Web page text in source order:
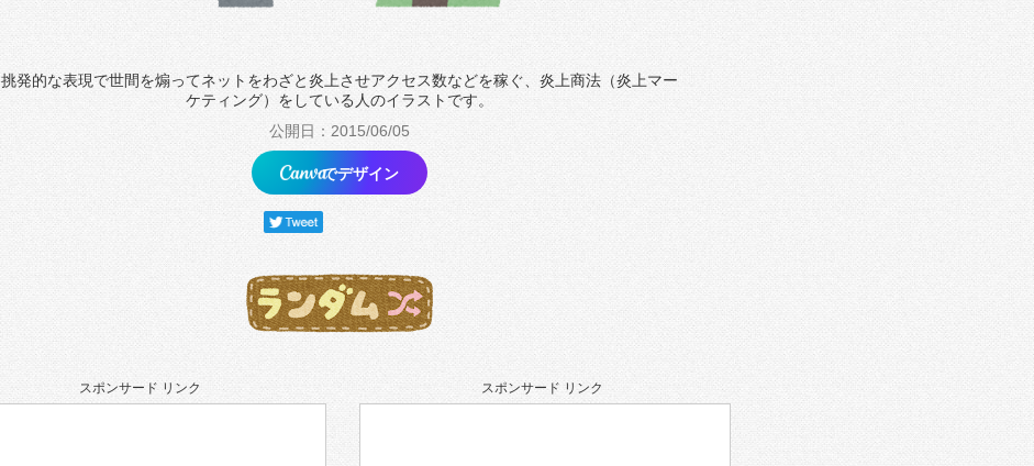
挑発的な表現で世間を煽ってネットをわざと炎上させアクセス数などを稼ぐ、炎上商法（炎上マー
ケティング）をしている人のイラストです。
公開日：2015/06/05
でデザイン
スポンサード リンク スポンサード リンク